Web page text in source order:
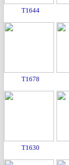
T1644
T1678
T1630